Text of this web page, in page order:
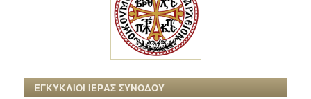
ΕΓΚΥΚΛΙΟΙ ΙΕΡΑΣ ΣΥΝΟΔΟΥ